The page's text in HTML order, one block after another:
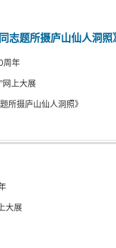
志题所摄庐山仙人洞照
周年
网上大展
所摄庐山仙人洞照》
大展